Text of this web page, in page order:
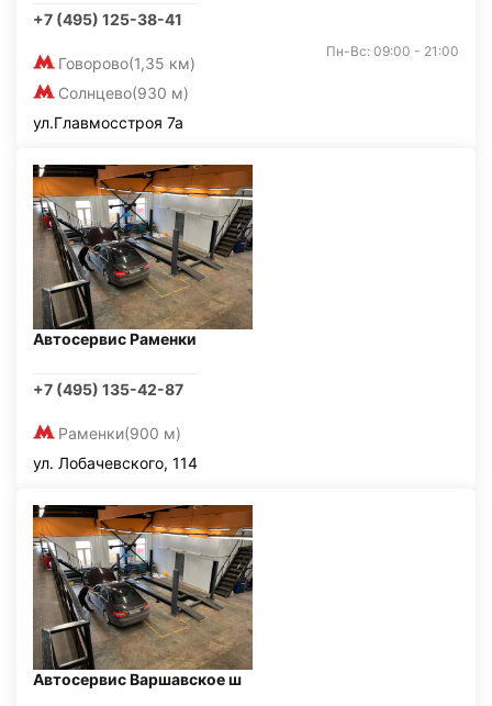
+7 (495) 125-38-41
Говорово(1,35 км)
Солнцево(930 м)
Пн-Вс: 09:00 - 21:00
ул.Главмосстроя 7а
Автосервис Раменки
+7 (495) 135-42-87
Раменки(900 м)
ул. Лобачевского, 114
Автосервис Варшавское ш